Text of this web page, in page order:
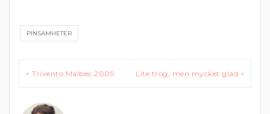
PINSAMHETER
Inläggsnavigering
< Trivento Malbec 2009 Lite trög, men mycket glad >